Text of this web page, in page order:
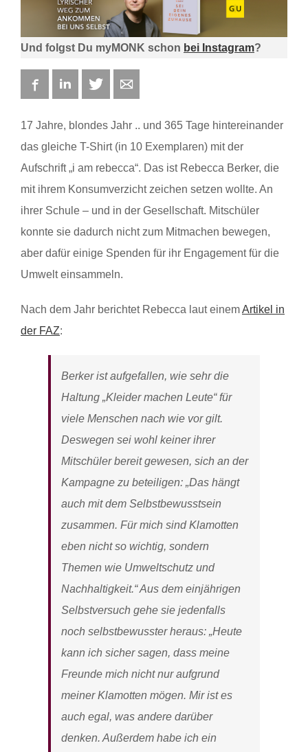
Und folgst Du myMONK schon bei Instagram?
FacebookLinkedIn Twitter
17 Jahre, blondes Jahr .. und 365 Tage hintereinander
das gleiche T-Shirt (in 10 Exemplaren) mit der
Aufschrift „i am rebecca“. Das ist Rebecca Berker, die
mit ihrem Konsumverzicht zeichen setzen wollte. An
ihrer Schule – und in der Gesellschaft. Mitschüler
konnte sie dadurch nicht zum Mitmachen bewegen,
aber dafür einige Spenden für ihr Engagement für die
Umwelt einsammeln.
Nach dem Jahr berichtet Rebecca laut einemArtikel in
der FAZ:
Berker ist aufgefallen, wie sehr die
Haltung „Kleider machen Leute“ für
viele Menschen nach wie vor gilt.
Deswegen sei wohl keiner ihrer
Mitschüler bereit gewesen, sich an der
Kampagne zu beteiligen: „Das hängt
auch mit dem Selbstbewusstsein
zusammen. Für mich sind Klamotten
eben nicht so wichtig, sondern
Themen wie Umweltschutz und
Nachhaltigkeit.“ Aus dem einjährigen
Selbstversuch gehe sie jedenfalls
noch selbstbewusster heraus: „Heute
kann ich sicher sagen, dass meine
Freunde mich nicht nur aufgrund
meiner Klamotten mögen. Mir ist es
auch egal, was andere darüber
denken. Außerdem habe ich ein